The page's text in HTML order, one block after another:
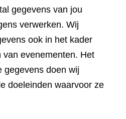
gegevens van jou
verwerken. Wij
ook in het kader
evenementen. Het
gegevens doen wij
doeleinden waarvoor ze